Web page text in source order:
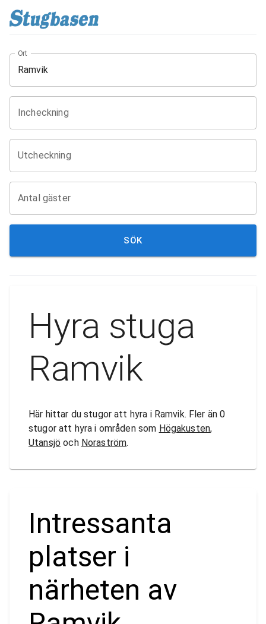
Ort
Incheckning
Utcheckning
Antal gäster
SÖK
Hyra stuga
Ramvik
Här hittar du stugor att hyra i Ramvik. Fler än 0
stugor att hyra i områden som Högakusten,
Utansjö och Noraström.
Intressanta
platser i
närheten av